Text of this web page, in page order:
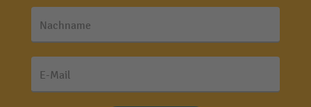
Nachname
E-Mail